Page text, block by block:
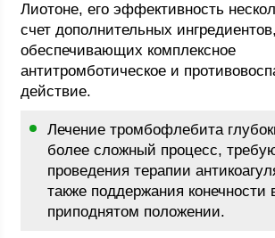
Лиотоне, его эффективность
счет дополнительных ингредиентов,
обеспечивающих комплексное
антитромботическое и
действие.
Лечение тромбофлебита
более сложный процесс,
проведения терапии
также поддержания конечности
приподнятом положении.